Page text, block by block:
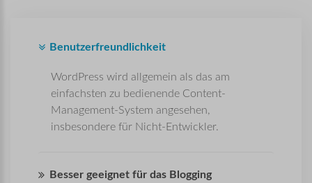
Benutzerfreundlichkeit
WordPress wird allgemein als das am
einfachsten zu bedienende Content-
Management-System angesehen,
insbesondere für Nicht-Entwickler.
Besser geeignet für das Blogging